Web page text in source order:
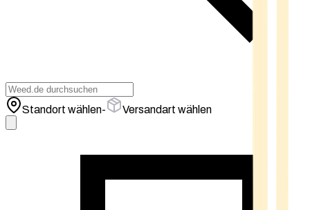
Standort wählen- Versandart wählen